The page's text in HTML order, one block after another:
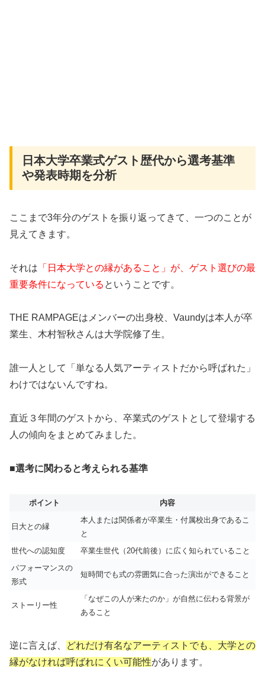
日本大学卒業式ゲスト歴代から選考基準
や発表時期を分析
ここまで3年分のゲストを振り返ってきて、一つのことが
見えてきます。
それは 「日本大学との縁があること」が、ゲスト選びの最
重要条件になっている ということです。
THE RAMPAGEはメンバーの出身校、Vaundyは本人が卒
業生、木村智秋さんは大学院修了生。
誰一人として「単なる人気アーティストだから呼ばれた」
わけではないんですね。
直近３年間のゲストから、卒業式のゲストとして登場する
人の傾向をまとめてみました。
■選考に関わると考えられる基準
ポイント 内容
日大との縁
本人または関係者が卒業生・付属校出身であるこ
と
世代への認知度
卒業生世代（20代前後）に広く知られていること
パフォーマンスの
形式
短時間でも式の雰囲気に合った演出ができること
ストーリー性
「なぜこの人が来たのか」が自然に伝わる背景が
あること
逆に言えば、
どれだけ有名なアーティストでも、大学との
縁がなければ呼ばれにくい可能性があります。